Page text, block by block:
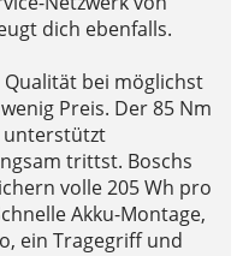
dich ebenfalls.
bei möglichst
Preis. Der 85 Nm
unterstützt
trittst. Boschs
volle 205 Wh pro
Akku-Montage,
ein Tragegriff und